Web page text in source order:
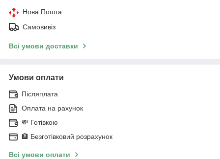
Нова Пошта
Самовивіз
Всі умови доставки
Умови оплати
Післяплата
Оплата на рахунок
💸 Готівкою
🏦 Безготівковий розрахунок
Всі умови оплати